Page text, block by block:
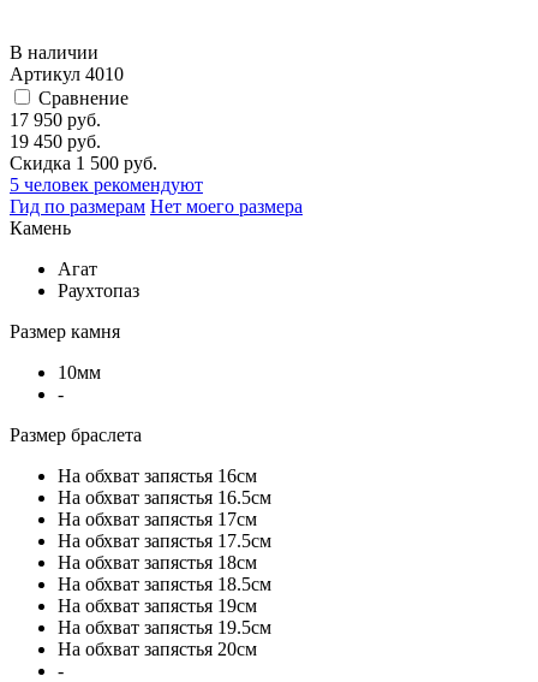
В наличии
Артикул 4010
Сравнение
17 950 руб.
19 450 руб.
Скидка 1 500 руб.
5 человек рекомендуют
Гид по размерам Нет моего размера
Камень
Агат
Раухтопаз
Размер камня
10мм
-
Размер браслета
На обхват запястья 16см
На обхват запястья 16.5см
На обхват запястья 17см
На обхват запястья 17.5см
На обхват запястья 18см
На обхват запястья 18.5см
На обхват запястья 19см
На обхват запястья 19.5см
На обхват запястья 20см
-